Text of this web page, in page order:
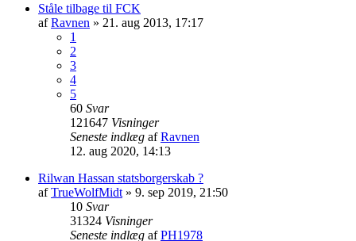
Ståle tilbage til FCK
afRavnen » 21. aug 2013, 17:17
1
2
3
4
5
60 Svar
121647 Visninger
Seneste indlæg afRavnen
12. aug 2020, 14:13
Rilwan Hassan statsborgerskab ?
afTrueWolfMidt » 9. sep 2019, 21:50
10 Svar
31324 Visninger
Seneste indlæg afPH1978